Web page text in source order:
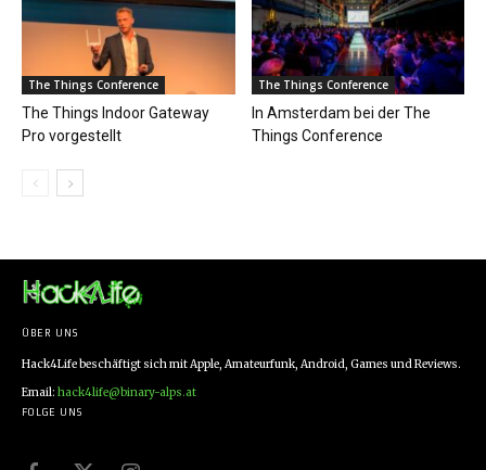
The Things Conference
The Things Indoor Gateway
Pro vorgestellt
The Things Conference
In Amsterdam bei der The
Things Conference
ÜBER UNS
Hack4Life beschäftigt sich mit Apple, Amateurfunk, Android, Games und Reviews.
Email: hack4life@binary-alps.at
FOLGE UNS